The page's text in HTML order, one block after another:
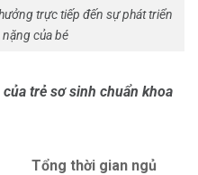
trực tiếp đến sự phát triển
của bé
trẻ sơ sinh chuẩn khoa
Tổng thời gian ngủ